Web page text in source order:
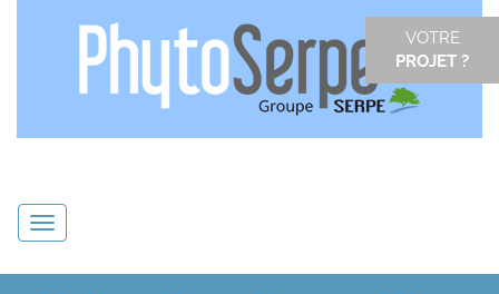
VOTRE
PROJET ?
Navigation